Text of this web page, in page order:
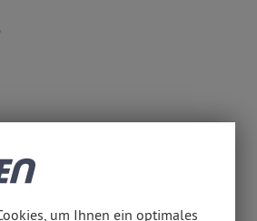
um Ihnen ein optimales